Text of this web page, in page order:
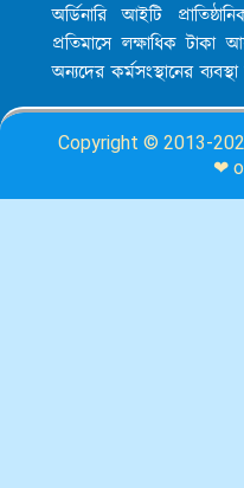
অর্ডিনারি আইটি
প্রতিমাসে লক্ষাধিক
অন্যদের কর্মসংস্থানের
Copyright © 2013-
❤